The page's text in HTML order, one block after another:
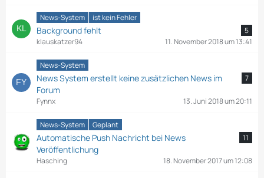
News-System ist kein Fehler
Background fehlt
5
klauskatzer94
11. November 2018 um 13:41
News-System
News System erstellt keine zusätzlichen News im
Forum
7
Fynnx 13. Juni 2018 um 20:11
News-System Geplant
Automatische Push Nachricht bei News
Veröffentlichung
11
Hasching 18. November 2017 um 12:08